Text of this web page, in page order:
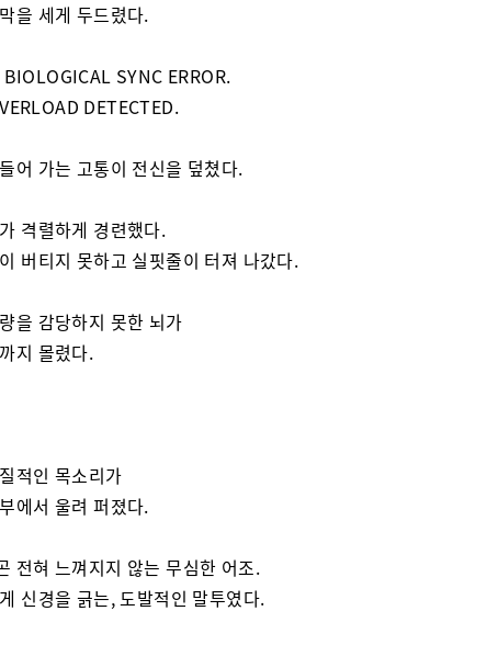
을 세게 두드렸다.
SYNC ERROR.
DETECTED.
어 가는 고통이 전신을 덮쳤다.
격렬하게 경련했다.
버티지 못하고 실핏줄이 터져 나갔다.
을 감당하지 못한 뇌가
지 몰렸다.
적인 목소리가
에서 울려 퍼졌다.
전혀 느껴지지 않는 무심한 어조.
신경을 긁는, 도발적인 말투였다.